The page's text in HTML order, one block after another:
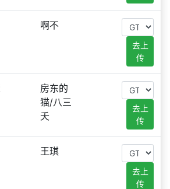
啊不
去上
传
房东的
猫/八三
夭
去上
传
王琪
去上
传